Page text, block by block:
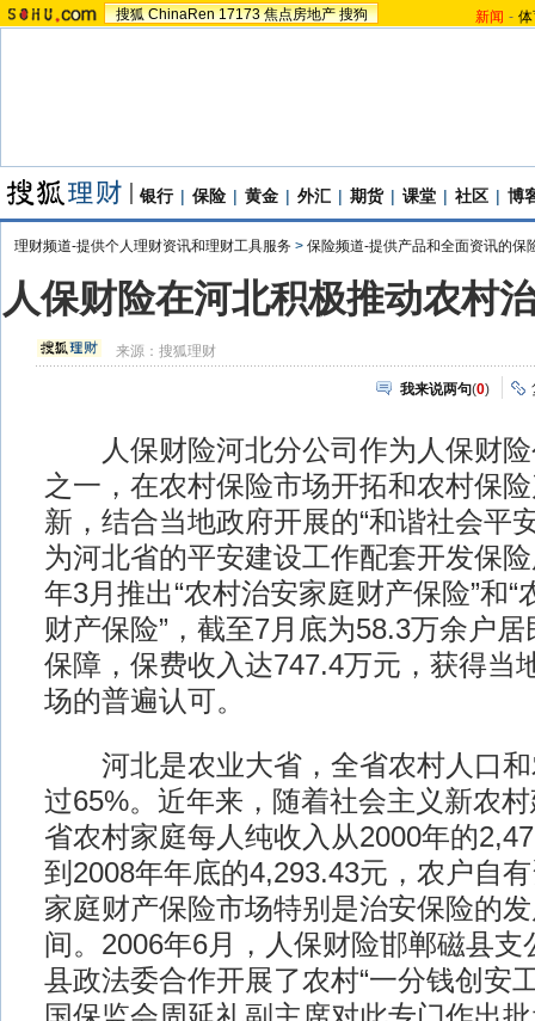
搜狐 ChinaRen 17173 焦点房地产 搜狗 新闻 -
银行 | 保险 | 黄金 | 外汇 | 期货 | 课堂 | 社区 | 博
理财频道-提供个人理财资讯和理财工具服务 > 保险频道-提供产品和全面资讯的保
人保财险在河北积极推动农村
来源： 搜狐理财
我来说两句(0)
人保财险河北分公司作为人保财险
之一，在农村保险市场开拓和农村保
新，结合当地政府开展的“和谐社会平
为河北省的平安建设工作配套开发保
年3月推出“农村治安家庭财产保险”和“
财产保险”，截至7月底为58.3万余户
保障，保费收入达747.4万元，获得当
场的普遍认可。
河北是农业大省，全省农村人口和
过65%。近年来，随着社会主义新农
省农村家庭每人纯收入从2000年的
到2008年年底的4,293.43元，农户自
家庭财产保险市场特别是治安保险的
间。2006年6月，人保财险邯郸磁县支
县政法委合作开展了农村“一分钱创安